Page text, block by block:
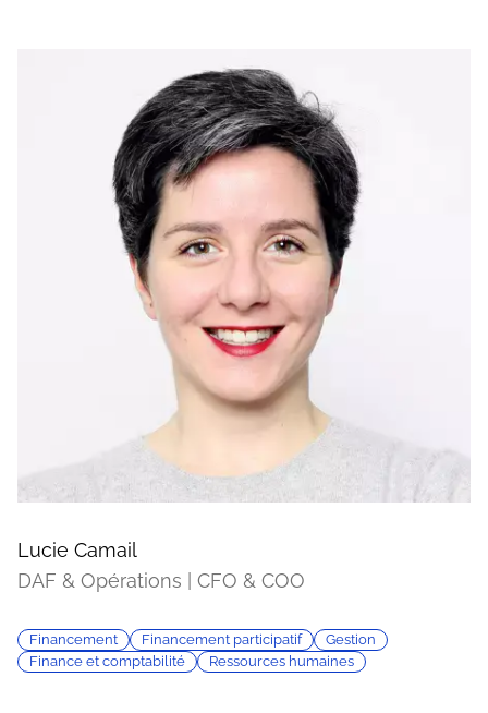
Lucie Camail
DAF & Opérations | CFO & COO
Financement Financement participatif
Gestion
Finance et comptabilité
Ressources humaines